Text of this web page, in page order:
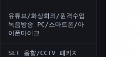
유튜브/화상회의/원격수업
녹음방송 PC/스마트폰/아
이폰마이크
SET 음향/CCTV 패키지